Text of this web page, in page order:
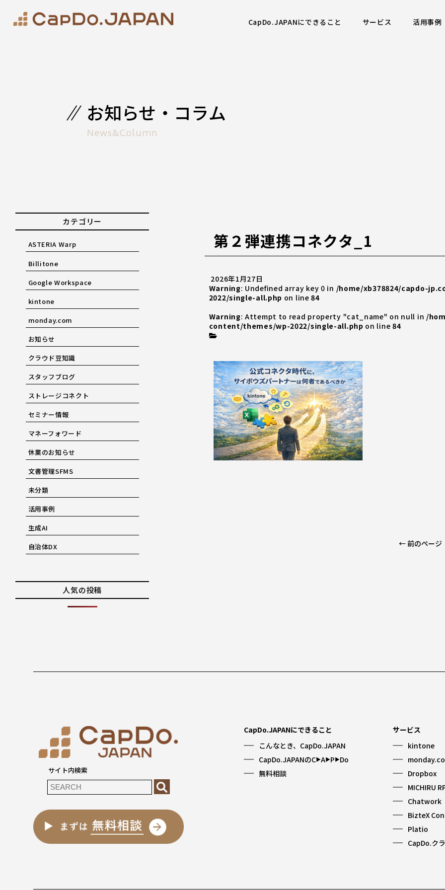
CapDo.JAPANにできること サービス 活用事例
お知らせ・コラム
News&Column
第２弾連携コネクタ_1
2026年1月27日
Warning: Undefined array key 0 in /home/xb378824/capdo-
2022/single-all.php on line84
Warning: Attempt to read property "cat_name" on null in /
content/themes/wp-2022/single-all.php on line 84
← 前のページ
カテゴリー
ASTERIA Warp
Billitone
Google Workspace
kintone
monday.com
お知らせ
クラウド豆知識
スタッフブログ
ストレージコネクト
セミナー情報
マネーフォワード
休業のお知らせ
文書管理SFMS
未分類
活用事例
生成AI
自治体DX
人気の投稿
サイト内検索
CapDo.JAPANにできること
こんなとき、CapDo.JAPAN
CapDo.JAPANのC▶︎A▶︎P▶︎Do
無料相談
サービス
kintone
Dropbox
MICHIRU
Chatwork
BizteX
Platio
CapDo.ク